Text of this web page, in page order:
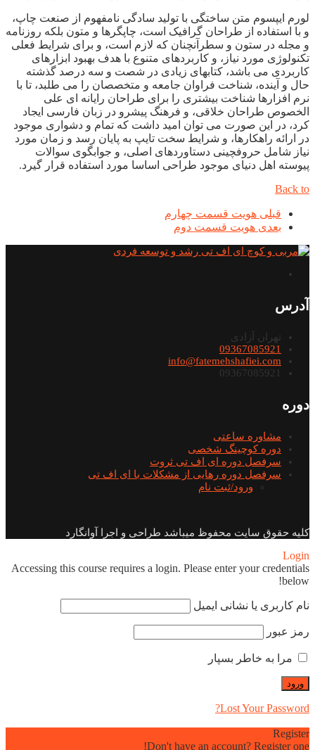
لورم ایپسوم متن ساختگی با تولید سادگی نامفهوم از صنعت چاپ،
و با استفاده از طراحان گرافیک است، چاپگرها و متون بلکه روزنامه
و مجله در ستون و سطرآنچنان که لازم است، و برای شرایط فعلی
تکنولوژی مورد نیاز، و کاربردهای متنوع با هدف بهبود ابزارهای
کاربردی می باشد، کتابهای زیادی در شصت و سه درصد گذشته
حال و آینده، شناخت فراوان جامعه و متخصصان را می طلبد، تا با
نرم افزارها شناخت بیشتری را برای طراحان رایانه ای علی
الخصوص طراحان خلاقی، و فرهنگ پیشرو در زبان فارسی ایجاد
کرد، در این صورت می توان امید داشت که تمام و دشواری موجود
در ارائه راهکارها، و شرایط سخت تایپ به پایان رسد و زمان مورد
نیاز شامل حروفچینی دستاوردهای اصلی، و جوابگوی سوالات
پیوسته اهل دنیای موجود طراحی اساسا مورد استفاده قرار گیرد.
Back to
قبلی هویت قسمت چهارم
بعدی هویت قسمت دوم
آدرس
تهران آزادی
09367085921
info@fatemehshafiei.com
09367085921
دوره
مشاوره ساعتی
دوره کوچینگ شخصی
سرفصل دوره ای اف تی ثروت
سرفصل دوره رهایی از مشکلات با ای اف تی
ورود/ثبت نام
کلیه حقوق سایت محفوظ میباشد طراحی و اجرا آوانگارد
Login
Accessing this course requires a login. Please enter your credentials
below!
نام کاربری یا نشانی ایمیل
رمز عبور
مرا به خاطر بسپار
Lost Your Password?
Register
Don't have an account? Register one!